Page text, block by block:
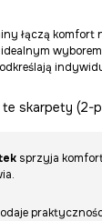
łączą komfort
skarpety (2-
sprzyja